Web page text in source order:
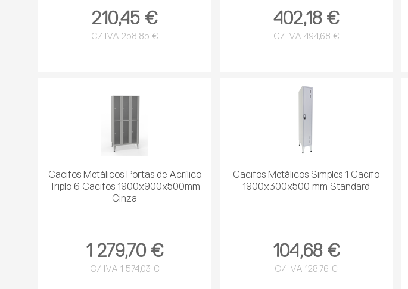
210,45 €
C/ IVA 258,85 €
402,18 €
C/ IVA 494,68 €
Cacifos Metálicos Portas de Acrílico
Triplo 6 Cacifos 1900x900x500mm
Cinza
1 279,70 €
C/ IVA 1 574,03 €
Cacifos Metálicos Simples 1 Cacifo
1900x300x500 mm Standard
104,68 €
C/ IVA 128,76 €